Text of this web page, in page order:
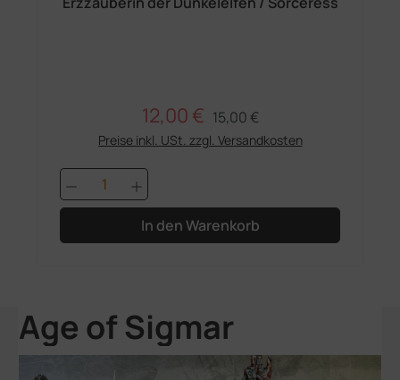
Verkaufspreis:
12,00 € Regulärer Preis:
15,00 €
Preise inkl. USt. zzgl. Versandkosten
Produkt Anzahl: Gib den
In den Warenkorb
Age of Sigmar